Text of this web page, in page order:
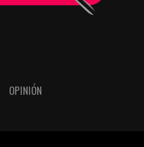
OPINIÓN